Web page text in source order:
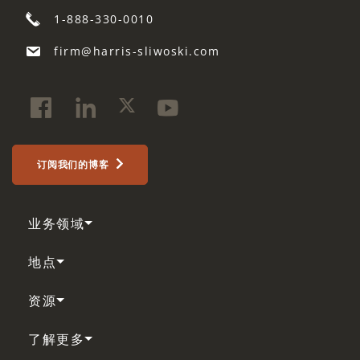
1-888-330-0010
firm@harris-sliwoski.com
订阅我们的博客
业务领域
地点
资源
了解更多